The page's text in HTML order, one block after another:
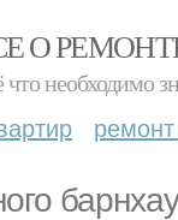
О
необходимо